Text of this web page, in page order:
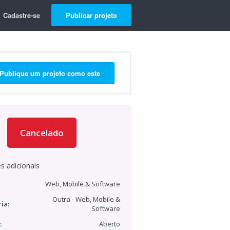
Cadastre-se Publicar projeto
Publique um projeto como este
Cancelado
adicionais
Web, Mobile & Software
Outra - Web, Mobile &
Software
Aberto